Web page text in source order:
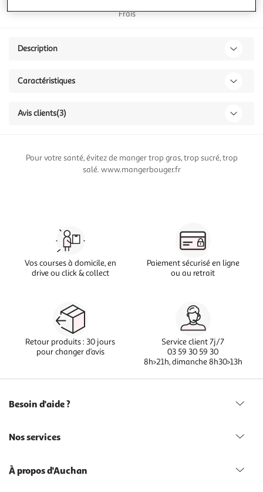
Frais
Description
Caractéristiques
Avis clients(3)
Pour votre santé, évitez de manger trop gras, trop sucré, trop
salé. www.mangerbouger.fr
Vos courses à domicile, en
drive ou click & collect
Paiement sécurisé en ligne
ou au retrait
Retour produits : 30 jours
pour changer d’avis
Service client 7j/7
03 59 30 59 30
8h>21h, dimanche 8h30>13h
Besoin d'aide ?
Nos services
À propos d'Auchan